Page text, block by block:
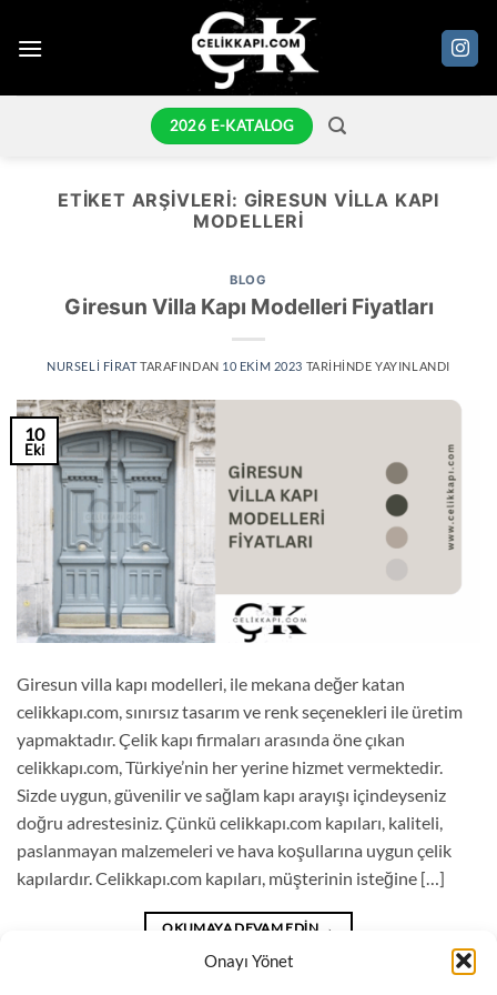
Onayı Yönet
atla
2026 E-KATALOG
ETIKET ARŞIVLERI: GIRESUN VILLA KAPI
MODELLERI
BLOG
Giresun Villa Kapı Modelleri Fiyatları
NURSELI FIRATTARAFINDAN 10 EKIM 2023 TARIHINDE YAYINLANDI
10
Eki
Giresun villa kapı modelleri, ile mekana değer katan
celikkapı.com, sınırsız tasarım ve renk seçenekleri ile üretim
yapmaktadır. Çelik kapı firmaları arasında öne çıkan
celikkapı.com, Türkiye’nin her yerine hizmet vermektedir.
Sizde uygun, güvenilir ve sağlam kapı arayışı içindeyseniz
doğru adrestesiniz. Çünkü celikkapı.com kapıları, kaliteli,
paslanmayan malzemeleri ve hava koşullarına uygun çelik
kapılardır. Celikkapı.com kapıları, müşterinin isteğine […]
OKUMAYA DEVAM EDIN →